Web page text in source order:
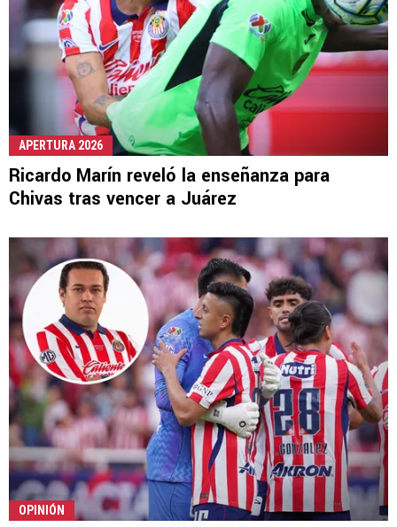
APERTURA 2026
Ricardo Marín reveló la enseñanza para
Chivas tras vencer a Juárez
OPINIÓN